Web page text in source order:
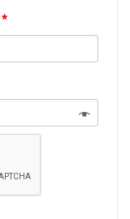
*